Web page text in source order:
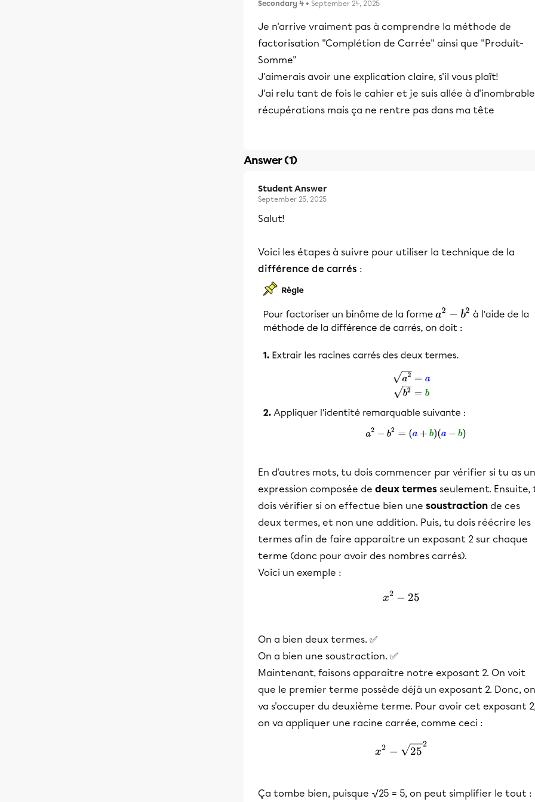
Secondary 4 • September 24, 2025
Je n'arrive vraiment pas à comprendre la méthode de
factorisation ''Complétion de Carrée'' ainsi que ''Produit-
Somme''
J'aimerais avoir une explication claire, s'il vous plaît!
J'ai relu tant de fois le cahier et je suis allée à
récupérations mais ça ne rentre pas dans ma tête
Answer (1)
Student Answer
September 25, 2025
Salut!
Voici les étapes à suivre pour utiliser la technique de la
différence de carrés :
En d'autres mots, tu dois commencer par vérifier si tu as
expression composée de deux termes seulement. Ensuite,
dois vérifier si on effectue bien une soustraction de ces
deux termes, et non une addition. Puis, tu dois réécrire les
termes afin de faire apparaitre un exposant 2 sur chaque
terme (donc pour avoir des nombres carrés).
Voici un exemple :
x^2-25
x2 − 25
On a bien deux termes. ✅
On a bien une soustraction. ✅
Maintenant, faisons apparaitre notre exposant 2. On voit
que le premier terme possède déjà un exposant 2. Donc, on
va s'occuper du deuxième terme. Pour avoir cet exposant
on va appliquer une racine carrée, comme ceci :
x^2-\sqrt{25}^2
x2 − 25
2
Ça tombe bien, puisque √25 = 5, on peut simplifier le tout :